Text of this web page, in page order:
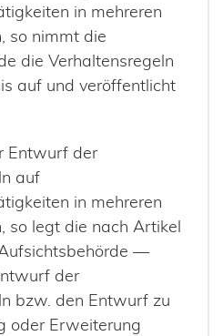
in mehreren
so nimmt die
die Verhaltensregeln
auf und veröffentlicht
Entwurf der
auf
in mehreren
so legt die nach Artikel
—
der
bzw. den Entwurf zu
oder Erweiterung